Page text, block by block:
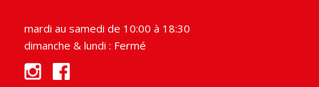
mardi au samedi de 10:00 à 18:30
dimanche & lundi : Fermé